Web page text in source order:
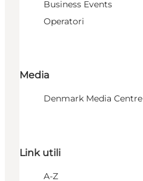
Business Events
Operatori
Media
Denmark Media Centre
Link utili
A-Z